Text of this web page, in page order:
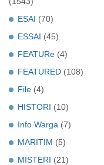
ESAI (70)
ESSAI (45)
FEATURe (4)
FEATURED (108)
File (4)
HISTORI (10)
Info Warga (7)
MARITIM (5)
MISTERI (21)